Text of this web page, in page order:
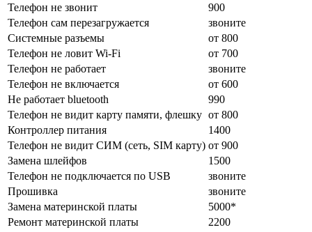
Телефон не звонит
900
Телефон сам перезагружается
звоните
Системные разъемы
от 800
Телефон не ловит Wi-Fi
от 700
Телефон не работает
звоните
Телефон не включается
от 600
Не работает bluetooth
990
Телефон не видит карту памяти, флешку от 800
Контроллер питания
1400
Телефон не видит СИМ (сеть, SIM карту) от 900
Замена шлейфов
1500
Телефон не подключается по USB
звоните
Прошивка
звоните
Замена материнской платы
5000*
Ремонт материнской платы
2200